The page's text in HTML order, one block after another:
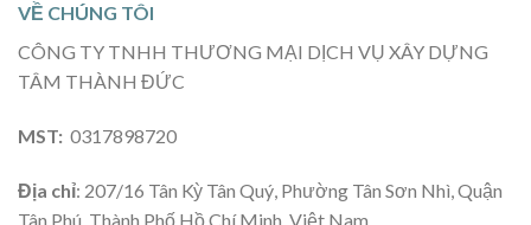
VỀ CHÚNG TÔI
CÔNG TY TNHH THƯƠNG MẠI DỊCH VỤ XÂY DỰNG
TÂM THÀNH ĐỨC
MST: 0317898720
Địa chỉ: 207/16 Tân Kỳ Tân Quý, Phường Tân Sơn Nhì, Quận
Tân Phú, Thành Phố Hồ Chí Minh, Việt Nam